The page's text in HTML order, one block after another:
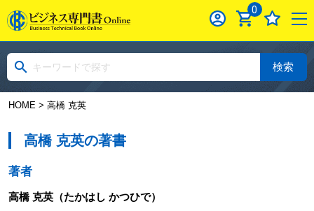
0
検索
HOME> 高橋 克英
高橋 克英の著書
著者
高橋 克英（たかはし かつひで）